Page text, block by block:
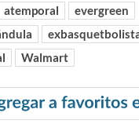
atemporal
evergreen
Walmart